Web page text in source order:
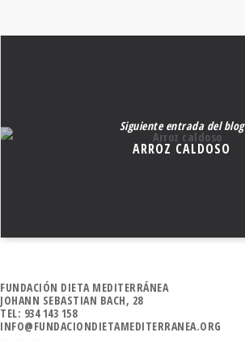
Siguiente entrada del blog
ARROZ CALDOSO
FUNDACIÓN DIETA MEDITERRÁNEA
JOHANN SEBASTIAN BACH, 28
TEL: 934 143 158
INFO@FUNDACIONDIETAMEDITERRANEA.ORG